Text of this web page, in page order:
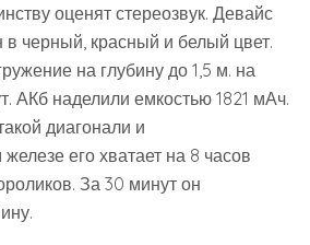
оценят стереозвук. Девайс
черный, красный и белый цвет.
на глубину до 1,5 м. на
АКб наделили емкостью 1821 мАч.
диагонали и
его хватает на 8 часов
За 30 минут он